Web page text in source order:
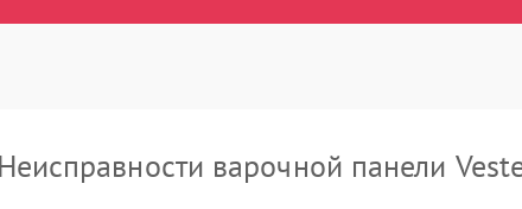
Неисправности варочной панели